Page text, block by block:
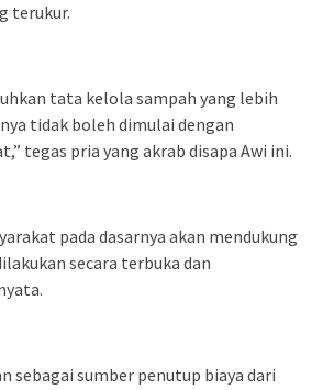
terukur.
tata kelola sampah yang lebih
tidak boleh dimulai dengan
tegas pria yang akrab disapa Awi ini.
pada dasarnya akan mendukung
secara terbuka dan
sebagai sumber penutup biaya dari